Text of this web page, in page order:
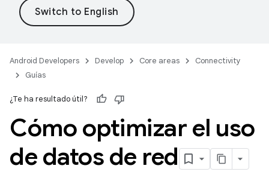
Android Developers Develop Core areas
Connectivity
Guías
¿Te ha resultado útil?
Cómo optimizar el uso
de datos de red